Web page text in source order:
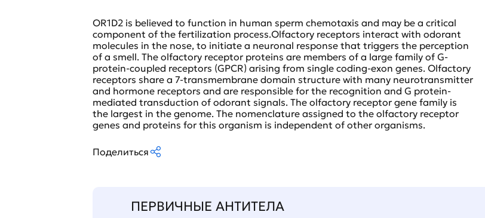
OR1D2 is believed to function in human sperm chemotaxis and may be a critical
component of the fertilization process.Olfactory receptors interact with odorant
molecules in the nose, to initiate a neuronal response that triggers the perception
of a smell. The olfactory receptor proteins are members of a large family of G-
protein-coupled receptors (GPCR) arising from single coding-exon genes. Olfactory
receptors share a 7-transmembrane domain structure with many neurotransmitter
and hormone receptors and are responsible for the recognition and G protein-
mediated transduction of odorant signals. The olfactory receptor gene family is
the largest in the genome. The nomenclature assigned to the olfactory receptor
genes and proteins for this organism is independent of other organisms.
Поделиться
ПЕРВИЧНЫЕ АНТИТЕЛА